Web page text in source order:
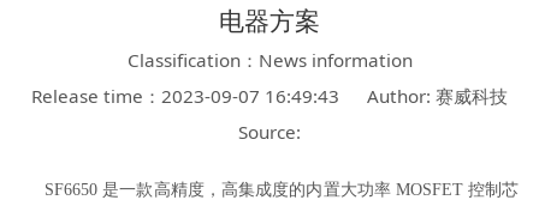
电器方案
Classification：News information
Release time：2023-09-07 16:49:43
Author: 赛威科技
Source:
SF6650 是一款高精度，高集成度的内置大功率 MOSFET 控制芯